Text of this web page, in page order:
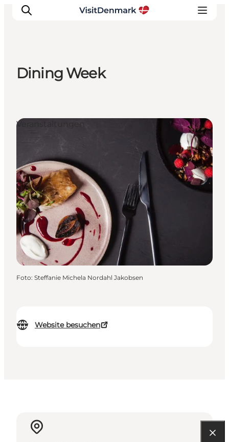
Erlebnisse
Unterkünfte
Reiseplanung
Dining Week
Website besuchen
Veranstaltungen
Foto: Steffanie Michela Nordahl Jakobsen